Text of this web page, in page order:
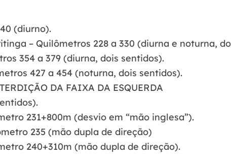
(diurno).
– Quilômetros 228 a 330 (diurna e noturna,
354 a 379 (diurna, dois sentidos).
427 a 454 (noturna, dois sentidos).
DA FAIXA DA ESQUERDA
231+800m (desvio em “mão inglesa”).
235 (mão dupla de direção)
240+310m (mão dupla de direção).